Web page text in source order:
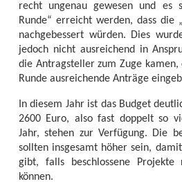
recht ungenau gewesen und es
Runde“ erreicht werden, dass die
nachgebessert würden. Dies
jedoch nicht ausreichend in
die Antragsteller zum Zuge
Runde ausreichende Anträge
In diesem Jahr ist das Budget
2600 Euro, also fast doppelt so
Jahr, stehen zur Verfügung. Die
sollten insgesamt höher sein,
gibt, falls beschlossene
können.